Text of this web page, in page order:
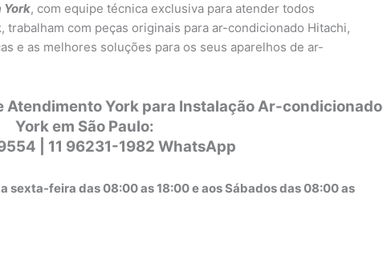
York, com equipe técnica exclusiva para atender todos
, trabalham com peças originais para ar-condicionado Hitachi,
e as melhores soluções para os seus aparelhos de ar-
Atendimento York para Instalação Ar-condicionado
York em São Paulo:
| 11 96231-1982 WhatsApp
sexta-feira das 08:00 as 18:00 e aos Sábados das 08:00 as